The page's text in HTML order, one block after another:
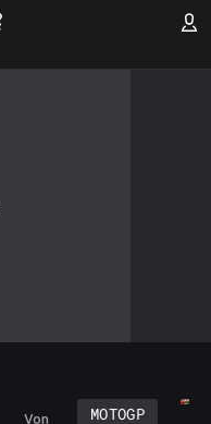
Von
MOTOGP